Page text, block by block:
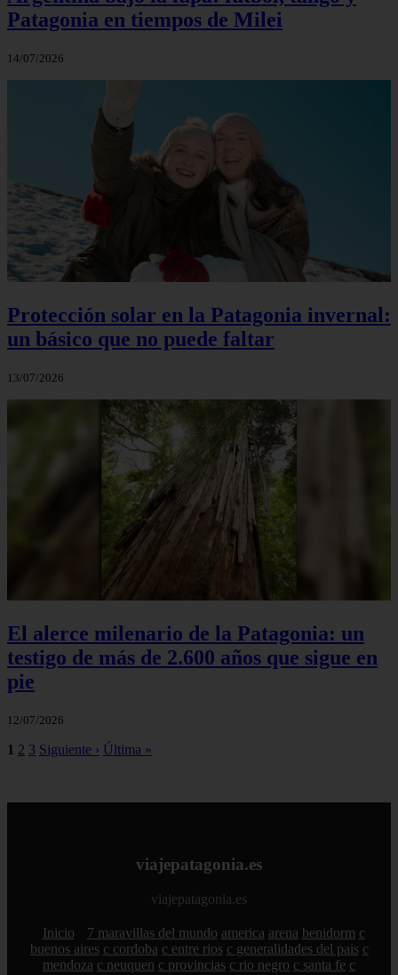
Patagonia en tiempos de Milei
14/07/2026
Protección solar en la Patagonia invernal:
un básico que no puede faltar
13/07/2026
El alerce milenario de la Patagonia: un
testigo de más de 2.600 años que sigue en
pie
12/07/2026
1 2 3 Siguiente › Última »
viajepatagonia.es
viajepatagonia.es
Inicio 7 maravillas del mundo america arena benidorm c
buenos aires c cordoba c entre rios c generalidades del pais c
mendoza c neuquen c provincias c rio negro c santa fe c